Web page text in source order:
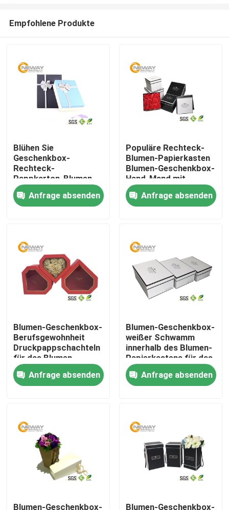
Über uns
Kontakte
Gedruckte Verpacken-Kästen
Elektronik Verpacken-Kästen
Wein-Verpackungskisten
Kaffee-Verpackungsbeutel
Plastik Verpacken-Kästen
Empfohlene Produkte
Blühen Sie
Geschenkbox-
Rechteck-
Pappkarton-Blumen-
Papierkasten mit
glatter/Matt-
Laminierung
Anfrage absenden
Populäre Rechteck-
Blumen-Papierkasten
Blumen-Geschenkbox-
Hand-Mand mit
schwarzem
Hutstumpen
Anfrage absenden
Blumen-Geschenkbox-
Berufsgewohnheit
Druckpappschachteln
für das Blumen-
Verpacken
Anfrage absenden
Blumen-Geschenkbox-
weißer Schwamm
innerhalb des Blumen-
Papierkastens für das
Geschenk der neuen
Jahre mit Biesen-
Spitze
Anfrage absenden
Blumen-Geschenkbox- Blumen-Geschenkbox-